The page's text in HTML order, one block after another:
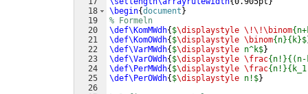
18
19
20
21
22
23
24
25
26
\begin{document }
% Formeln
\def\KomMWdh{ $\displaystyle \!\!\binom
\def\KomOWdh{ $\displaystyle \binom{n}{k}$
\def\VarMWdh{ $\displaystyle n^k$}
\def\VarOWdh{ $\displaystyle \frac
\def\PerMWdh{ $\displaystyle \frac
\def\PerOWdh{ $\displaystyle n!$}